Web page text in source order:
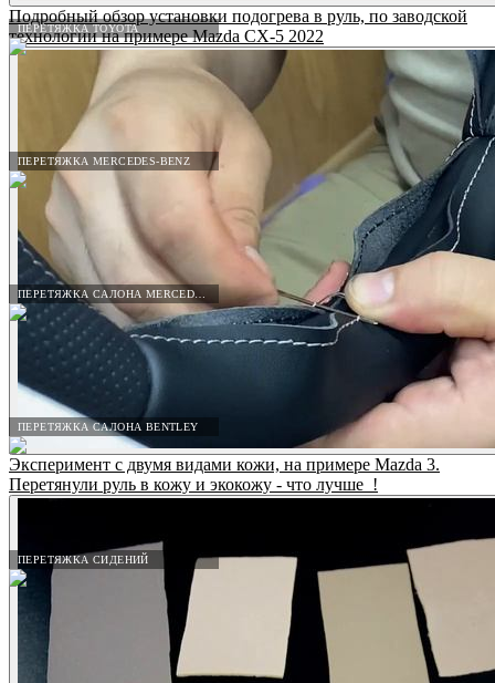
ПЕРЕТЯЖКА TOYOTA
ПЕРЕТЯЖКА MERCEDES-BENZ
ПЕРЕТЯЖКА САЛОНА BENTLEY
ПЕРЕТЯЖКА СИДЕНИЙ
Подробный обзор установки подогрева в руль, по заводской
технологии на примере Mazda CX-5 2022
Эксперимент с двумя видами кожи, на примере Mazda 3.
Перетянули руль в кожу и экокожу - что лучше_!